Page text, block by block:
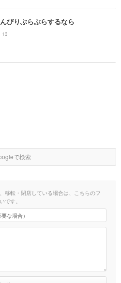
びりぶらぶらするなら
13
で検索
移転・閉店している場合は、こちらのフ
です。